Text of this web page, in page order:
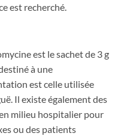
est recherché.
est le sachet de 3 g
à une
est celle utilisée
Il existe également des
milieu hospitalier pour
ou des patients